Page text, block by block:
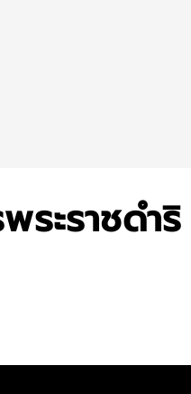
ระราชดำ